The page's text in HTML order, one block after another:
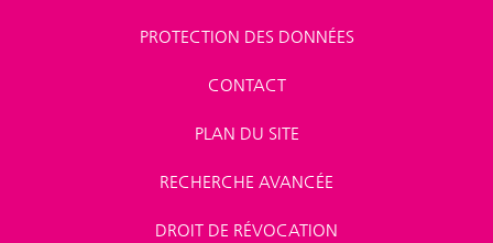
PROTECTION DES DONNÉES
CONTACT
PLAN DU SITE
RECHERCHE AVANCÉE
DROIT DE RÉVOCATION